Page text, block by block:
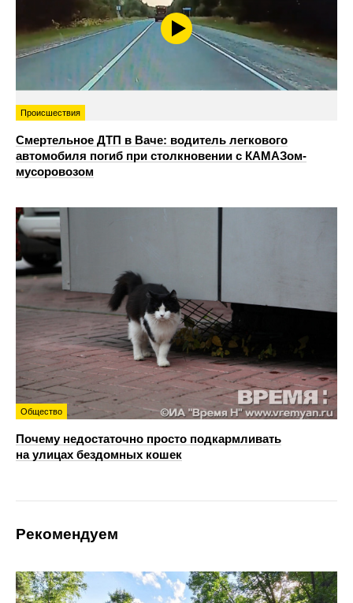
Происшествия
Смертельное ДТП в Ваче: водитель легкового
автомобиля погиб при столкновении с КАМАЗом-
мусоровозом
Общество
Почему недостаточно просто подкармливать
на улицах бездомных кошек
Рекомендуем